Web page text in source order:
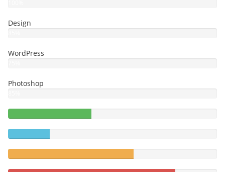
Design
WordPress
Photoshop